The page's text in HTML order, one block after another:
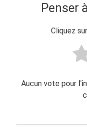
Penser
Cliquez
Aucun vote pour